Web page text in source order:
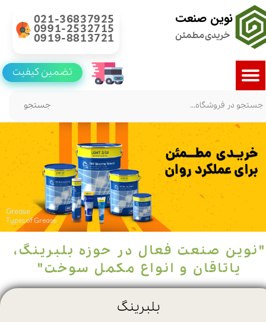
نوین صنعت
خریدی مطمئن
021-36837925
0991-2532715
0919-8813721
جستجو
تضمین کیفیت
Grease
Types of Grease
"​​نوین صنعت فعال در حوزه بلبرینگ،
یاتاقان و انواع مکمل سوخت"
بلبرینگ